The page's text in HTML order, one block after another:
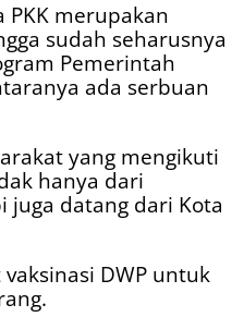
PKK merupakan
sudah seharusnya
Pemerintah
ada serbuan
yang mengikuti
hanya dari
juga datang dari Kota
DWP untuk